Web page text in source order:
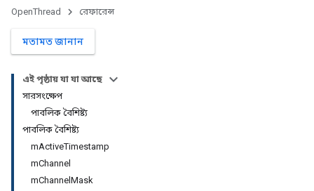
OpenThread রেফারেন্স
মতামত জানান
এই পৃষ্ঠায় যা যা আছে
সারসংক্ষেপ
পাবলিক বৈশিষ্ট্য
পাবলিক বৈশিষ্ট্য
mActiveTimestamp
mChannel
mChannelMask